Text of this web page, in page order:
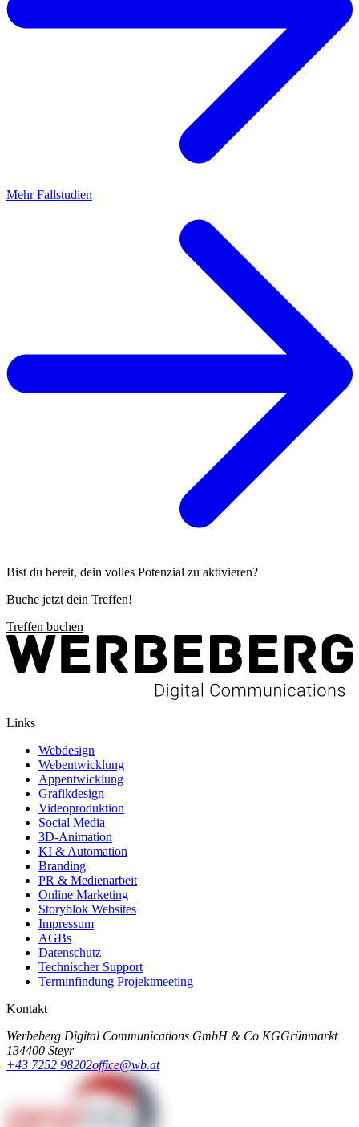
Mehr Fallstudien
Bist du bereit, dein volles Potenzial zu aktivieren?
Buche jetzt dein Treffen!
Treffen buchen
Links
Webdesign
Webentwicklung
Appentwicklung
Grafikdesign
Videoproduktion
Social Media
3D-Animation
KI & Automation
Branding
PR & Medienarbeit
Online Marketing
Storyblok Websites
Impressum
AGBs
Datenschutz
Technischer Support
Terminfindung Projektmeeting
Kontakt
Werbeberg Digital Communications GmbH & Co KGGrünmarkt
134400 Steyr
+43 7252 98202office@wb.at